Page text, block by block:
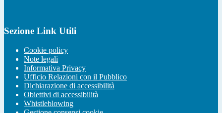
Sezione Link Utili
Cookie policy
Note legali
Informativa Privacy
Ufficio Relazioni con il Pubblico
Dichiarazione di accessibilità
Obiettivi di accessibilità
Whistleblowing